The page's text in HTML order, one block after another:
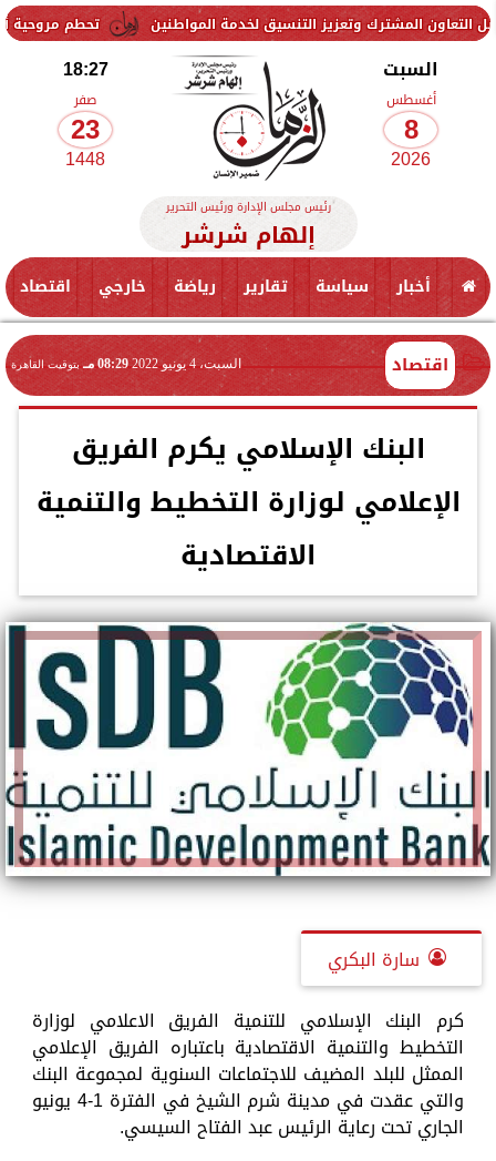
تحطم مروحية أثناء مكافحة وتعزيز التنسيق لخدمة المواطنين
السبت
أغسطس
8
2026
18:27
صفر
23
1448
رئيس مجلس الإدارة ورئيس التحرير
إلهام شرشر
أخبار سياسة تقارير رياضة خارجي اقتصاد
اقتصاد السبت، 4 يونيو 2022 08:29 مـ بتوقيت القاهرة
البنك الإسلامي يكرم الفريق
الإعلامي لوزارة التخطيط والتنمية
الاقتصادية
سارة البكري
كرم البنك الإسلامي للتنمية الفريق الاعلامي لوزارة
التخطيط والتنمية الاقتصادية باعتباره الفريق الإعلامي
الممثل للبلد المضيف للاجتماعات السنوية لمجموعة البنك
والتي عقدت في مدينة شرم الشيخ في الفترة 1-4 يونيو
الجاري تحت رعاية الرئيس عبد الفتاح السيسي.